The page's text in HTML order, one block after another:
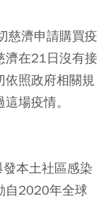
慈濟申請購買疫
濟在21日沒有接
依照政府相關規
場疫情。
本土社區感染
自2020年全球